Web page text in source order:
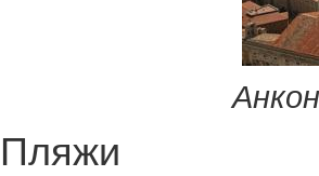
Пляжи